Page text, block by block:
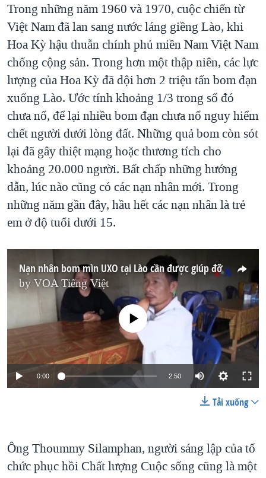
Trong những năm 1960 và 1970, cuộc chiến từ
Việt Nam đã lan sang nước láng giềng Lào, khi
Hoa Kỳ hậu thuẫn chính phủ miền Nam Việt Nam
chống cộng sản. Trong hơn một thập niên, các lực
lượng của Hoa Kỳ đã dội hơn 2 triệu tấn bom đạn
xuống Lào. Ước tính khoảng 1/3 trong số đó
chưa nổ, để lại nhiều bom đạn chưa nổ nguy hiểm
chết người dưới lòng đất. Những quả bom còn sót
lại đã gây thiệt mạng hoặc thương tích cho
khoảng 20.000 người. Bất chấp những hướng
dẫn, lúc nào cũng có các nạn nhân mới. Trong
những năm gần đây, hầu hết các nạn nhân là trẻ
em ở độ tuổi dưới 15.
Nạn nhân bom mìn UXO tại Lào cần được giúp đỡ
byVOA Tiếng Việt
No media source currently available
0:00 2:50
Tải xuống
Ông Thoummy Silamphan, người sáng lập của tổ
chức phục hồi Chất lượng Cuộc sống cũng là một